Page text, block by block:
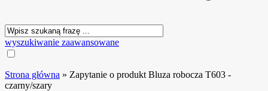
wyszukiwanie zaawansowane
Strona główna » Zapytanie o produkt Bluza robocza T603 -
czarny/szary